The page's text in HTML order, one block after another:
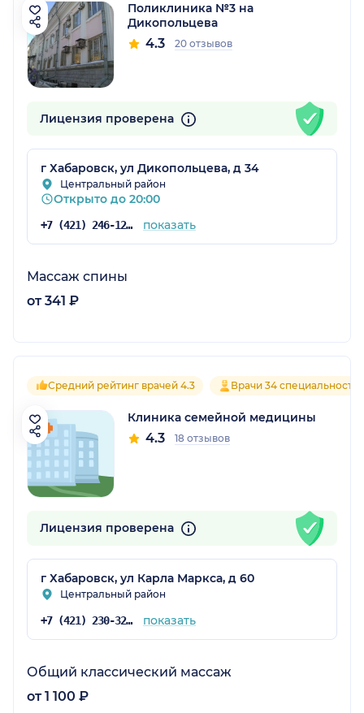
Поликлиника №3 на
Дикопольцева
4.3 20 отзывов
Лицензия проверена
г Хабаровск, ул Дикопольцева, д 34
Центральный район
Открыто до 20:00
+7 (421) 246-12-07 показать
Массаж спины
от 341 ₽
Средний рейтинг врачей 4.3 Врачи 34
Клиника семейной медицины
4.3 18 отзывов
Лицензия проверена
г Хабаровск, ул Карла Маркса, д 60
Центральный район
+7 (421) 230-32-99 показать
Общий классический массаж
от 1 100 ₽